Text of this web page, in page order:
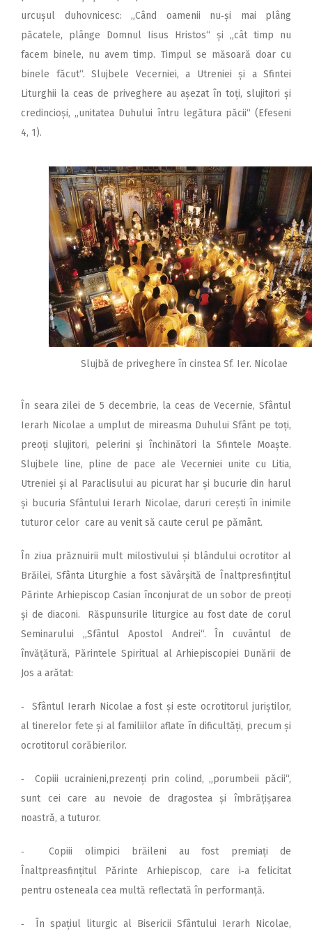
urcușul duhovnicesc: „Când oamenii nu‑și mai plâng
păcatele, plânge Domnul Iisus Hristos“ și „cât timp nu
facem binele, nu avem timp. Timpul se măsoară doar cu
binele făcut“. Slujbele Vecerniei, a Utreniei și a Sfintei
Liturghii la ceas de priveghere au așezat în toți, slujitori și
credincioși, „unitatea Duhului întru legătura păcii“ (Efeseni
4, 1).
Slujbă de priveghere în cinstea Sf. Ier. Nicolae
În seara zilei de 5 decembrie, la ceas de Vecernie, Sfântul
Ierarh Nicolae a umplut de mireasma Duhului Sfânt pe toți,
preoți slujitori, pelerini și închinători la Sfintele Moaște.
Slujbele line, pline de pace ale Vecerniei unite cu Litia,
Utreniei și al Paraclisului au picurat har și bucurie din harul
și bucuria Sfântului Ierarh Nicolae, daruri cerești în inimile
tuturor celor care au venit să caute cerul pe pământ.
În ziua prăznuirii mult milostivului și blândului ocrotitor al
Brăilei, Sfânta Liturghie a fost săvârșită de Înaltpresfințitul
Părinte Arhiepiscop Casian înconjurat de un sobor de preoți
și de diaconi. Răspunsurile liturgice au fost date de corul
Seminarului ,,Sfântul Apostol Andrei“. În cuvântul de
învățătură, Părintele Spiritual al Arhiepiscopiei Dunării de
Jos a arătat:
‑ Sfântul Ierarh Nicolae a fost și este ocrotitorul juriștilor,
al tinerelor fete și al familiilor aflate în dificultăți, precum și
ocrotitorul corăbierilor.
‑ Copiii ucrainieni,prezenți prin colind, „porumbeii păcii“,
sunt cei care au nevoie de dragostea și îmbrățișarea
noastră, a tuturor.
‑ Copiii olimpici brăileni au fost premiați de
Înaltpreasfințitul Părinte Arhiepiscop, care i‑a felicitat
pentru osteneala cea multă reflectată în performanță.
‑ În spațiul liturgic al Bisericii Sfântului Ierarh Nicolae,